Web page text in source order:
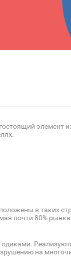
элемент
в таких
почти 80%
на